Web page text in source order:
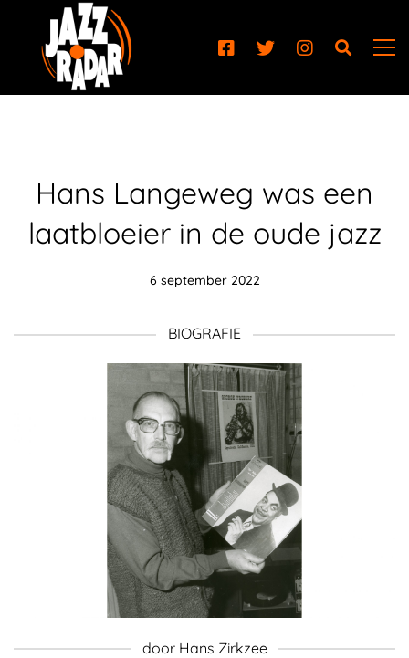
Hans Langeweg was een
laatbloeier in de oude jazz
6 september 2022
BIOGRAFIE
door Hans Zirkzee